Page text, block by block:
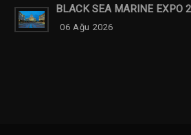
BLACK SEA MARINE EXPO
06 Ağu 2026